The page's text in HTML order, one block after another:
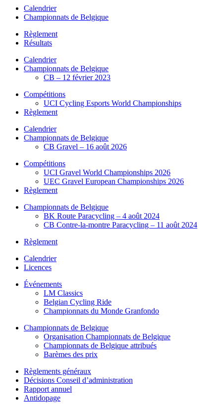
Calendrier
Championnats de Belgique
Règlement
Résultats
Calendrier
Championnats de Belgique
CB – 12 février 2023
Compétitions
UCI Cycling Esports World Championships
Règlement
Calendrier
Championnats de Belgique
CB Gravel – 16 août 2026
Compétitions
UCI Gravel World Championships 2026
UEC Gravel European Championships 2026
Règlement
Championnats de Belgique
BK Route Paracycling – 4 août 2024
CB Contre-la-montre Paracycling – 11 août 2024
Règlement
Calendrier
Licences
Événements
LM Classics
Belgian Cycling Ride
Championnats du Monde Granfondo
Championnats de Belgique
Organisation Championnats de Belgique
Championnats de Belgique attribués
Barèmes des prix
Règlements généraux
Décisions Conseil d’administration
Rapport annuel
Antidopage